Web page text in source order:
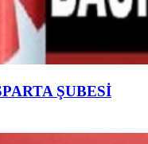
ŞUBESİ